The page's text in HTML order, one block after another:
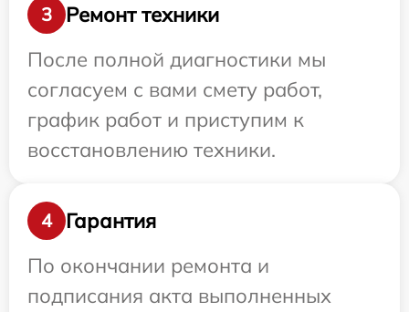
3
Ремонт техники
После полной диагностики мы
согласуем с вами смету работ,
график работ и приступим к
восстановлению техники.
4
Гарантия
По окончании ремонта и
подписания акта выполненных